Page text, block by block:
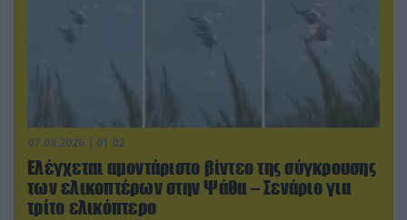
07.08.2026 | 01:02
Ελέγχεται αμοντάριστο βίντεο της σύγκρουσης
των ελικοπτέρων στην Ψάθα – Σενάριο για
τρίτο ελικόπτερο